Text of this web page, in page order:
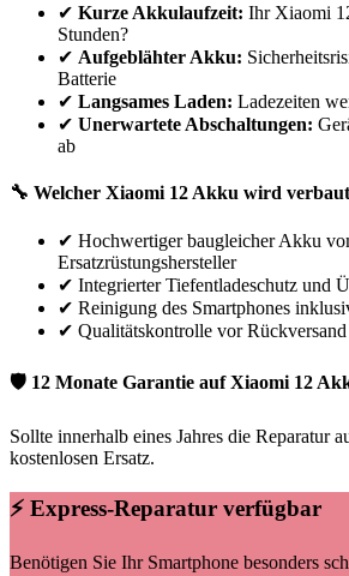
✔ Kurze Akkulaufzeit: Ihr Xiaomi
Stunden?
✔ Aufgeblähter Akku:
Batterie
✔ Langsames Laden: Ladezeiten
✔ Unerwartete Abschaltungen:
ab
🔧 Welcher Xiaomi 12 Akku wird
✔ Hochwertiger baugleicher Akku
Ersatzrüstungshersteller
✔ Integrierter Tiefentladeschutz und
✔ Reinigung des Smartphones
✔ Qualitätskontrolle vor Rückversand
🛡 12 Monate Garantie aufXiaomi 12
Sollte innerhalb eines Jahres die Reparatur
kostenlosen Ersatz.
⚡ Express-Reparatur verfügbar
Benötigen Sie Ihr Smartphone besonders